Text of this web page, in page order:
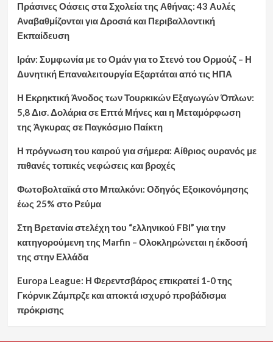
Πράσινες Οάσεις στα Σχολεία της Αθήνας: 43 Αυλές
Αναβαθμίζονται για Δροσιά και Περιβαλλοντική
Εκπαίδευση
Ιράν: Συμφωνία με το Ομάν για το Στενό του Ορμούζ – Η
Δυνητική Επαναλειτουργία Εξαρτάται από τις ΗΠΑ
Η Εκρηκτική Άνοδος των Τουρκικών Εξαγωγών Όπλων:
5,8 Δισ. Δολάρια σε Επτά Μήνες και η Μεταμόρφωση
της Άγκυρας σε Παγκόσμιο Παίκτη
Η πρόγνωση του καιρού για σήμερα: Αίθριος ουρανός με
πιθανές τοπικές νεφώσεις και βροχές
Φωτοβολταϊκά στο Μπαλκόνι: Οδηγός Εξοικονόμησης
έως 25% στο Ρεύμα
Στη Βρετανία στελέχη του “ελληνικού FBI” για την
κατηγορούμενη της Marfin – Ολοκληρώνεται η έκδοσή
της στην Ελλάδα
Europa League: Η Φερεντσβάρος επικρατεί 1-0 της
Γκόρνικ Ζάμπρζε και αποκτά ισχυρό προβάδισμα
πρόκρισης